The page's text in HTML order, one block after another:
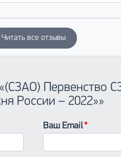
Читать все отзывы
Первенство
России – 2022»»
Ваш Email